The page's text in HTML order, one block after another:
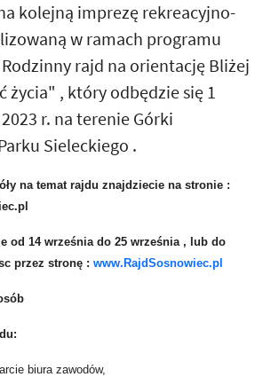
kolejną imprezę rekreacyjno-
w ramach programu
rajd na orientację Bliżej
życia" , który odbędzie się 1
r. na terenie Górki
Sieleckiego .
na temat rajdu znajdziecie na stronie :
od 14 września do 25 września , lub do
przez stronę : www.RajdSosnowiec.pl
biura zawodów,